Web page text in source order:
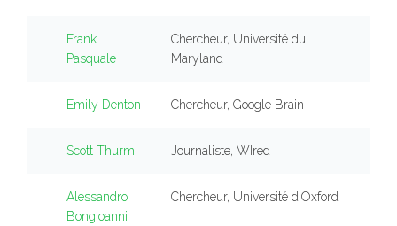
Frank
Pasquale
Chercheur, Université du
Maryland
Emily Denton Chercheur, Google Brain
Scott Thurm Journaliste, WIred
Alessandro
Bongioanni
Chercheur, Université d'Oxford